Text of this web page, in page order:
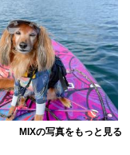
MIXの写真をもっと見る